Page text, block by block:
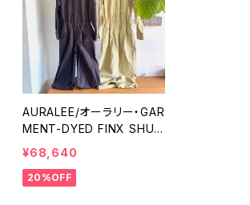
AURALEE/オーラリー・GAR
MENT-DYED FINX SHUT
TLE WEATHER JUMPSUI
¥68,640
20%OFF